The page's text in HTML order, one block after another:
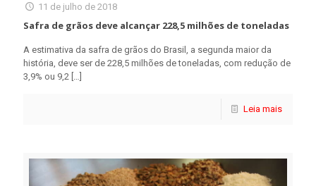
11 de julho de 2018
Safra de grãos deve alcançar 228,5 milhões de toneladas
A estimativa da safra de grãos do Brasil, a segunda maior da
história, deve ser de 228,5 milhões de toneladas, com redução de
3,9% ou 9,2 […]
Leia mais